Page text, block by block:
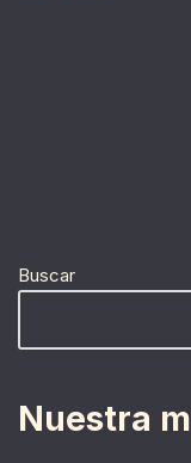
Buscar
Nuestra